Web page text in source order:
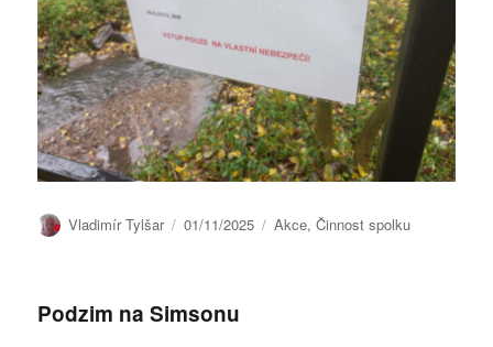
Autor:
Vladimír Tylšar Publikováno:
01/11/2025 Rubriky:
Akce,Činnost spolku
Podzim na Simsonu